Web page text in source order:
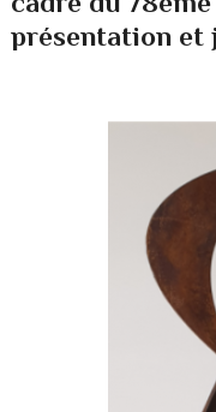
présentation et